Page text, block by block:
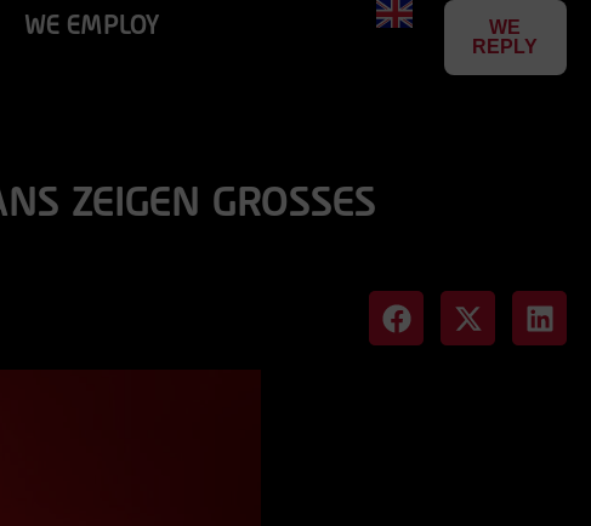
WE EMPLOY
WE
REPLY
ZEIGEN GROSSES I